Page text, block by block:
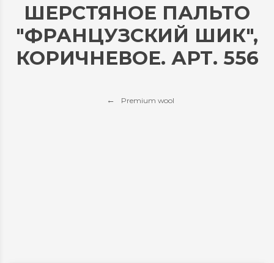
ШЕРСТЯНОЕ ПАЛЬТО
"ФРАНЦУЗСКИЙ ШИК",
КОРИЧНЕВОЕ. АРТ. 556
Premium wool